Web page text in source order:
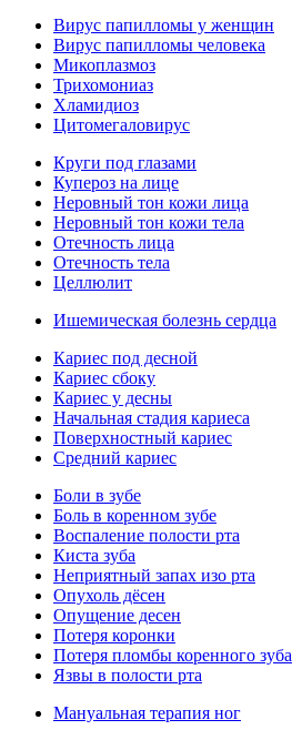
Вирус папилломы у женщин
Вирус папилломы человека
Микоплазмоз
Трихомониаз
Хламидиоз
Цитомегаловирус
Круги под глазами
Купероз на лице
Неровный тон кожи лица
Неровный тон кожи тела
Отечность лица
Отечность тела
Целлюлит
Ишемическая болезнь сердца
Кариес под десной
Кариес сбоку
Кариес у десны
Начальная стадия кариеса
Поверхностный кариес
Средний кариес
Боли в зубе
Боль в коренном зубе
Воспаление полости рта
Киста зуба
Неприятный запах изо рта
Опухоль дёсен
Опущение десен
Потеря коронки
Потеря пломбы коренного зуба
Язвы в полости рта
Мануальная терапия ног